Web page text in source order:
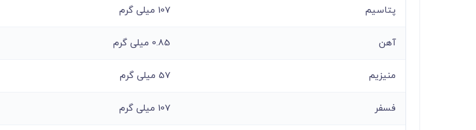
پتاسیم 107 میلی گرم
آهن 0.85 میلی گرم
منیزیم 57 میلی گرم
فسفر 107 میلی گرم